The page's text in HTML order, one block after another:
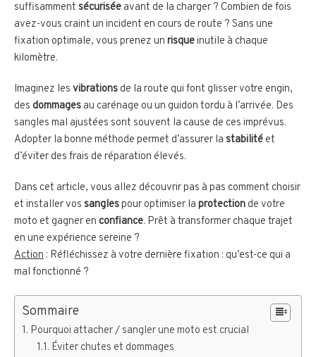
suffisamment sécurisée avant de la charger ? Combien de fois
avez-vous craint un incident en cours de route ? Sans une
fixation optimale, vous prenez un risqueinutile à chaque
kilomètre.
Imaginez les vibrations de la route qui font glisser votre engin,
des dommages au carénage ou un guidon tordu à l’arrivée. Des
sangles mal ajustées sont souvent la cause de ces imprévus.
Adopter la bonne méthode permet d’assurer la stabilité et
d’éviter des frais de réparation élevés.
Dans cet article, vous allez découvrir pas à pas comment choisir
et installer vos sanglespour optimiser la protection de votre
moto et gagner en confiance. Prêt à transformer chaque trajet
en une expérience sereine ?
Action : Réfléchissez à votre dernière fixation : qu’est-ce qui a
mal fonctionné ?
Sommaire
Pourquoi attacher / sangler une moto est crucial
Éviter chutes et dommages